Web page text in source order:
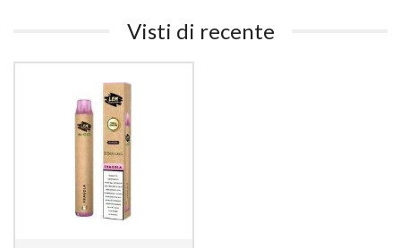
Visti di recente